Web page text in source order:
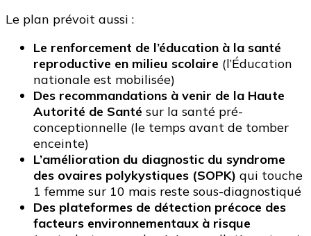
Le plan prévoit aussi :
Le renforcement de l’éducation à la santé
reproductive en milieu scolaire (l’Éducation
nationale est mobilisée)
Des recommandations à venir de la Haute
Autorité de Santé sur la santé pré-
conceptionnelle (le temps avant de tomber
enceinte)
L’amélioration du diagnostic du syndrome
des ovaires polykystiques (SOPK) qui touche
1 femme sur 10 mais reste sous-diagnostiqué
Des plateformes de détection précoce des
facteurs environnementaux à risque